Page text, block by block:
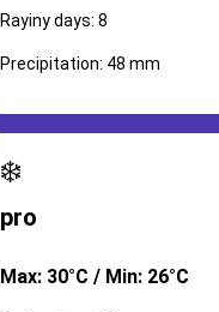
Rayiny days: 8
Precipitation: 48 mm
❄️
pro
Max: 30°C / Min: 26°C